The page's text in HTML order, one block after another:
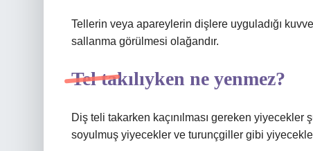
Tellerin veya apareylerin dişlere uyguladığı
sallanma görülmesi olağandır.
Tel takılıyken ne yenmez?
Diş teli takarken kaçınılması gereken yiyecekler
soyulmuş yiyecekler ve turunçgiller gibi